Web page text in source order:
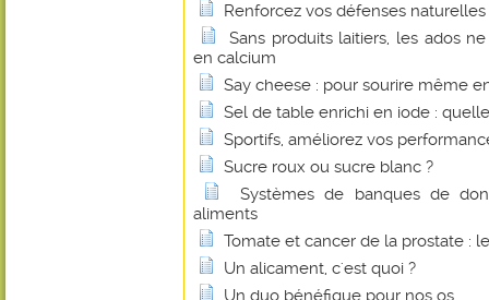
Renforcez vos défenses naturelles
Sans produits laitiers, les ados
en calcium
Say cheese : pour sourire même
Sel de table enrichi en iode :
Sportifs, améliorez vos
Sucre roux ou sucre blanc ?
Systèmes de banques de
aliments
Tomate et cancer de la prostate :
Un alicament, c'est quoi ?
Un duo bénéfique pour nos os